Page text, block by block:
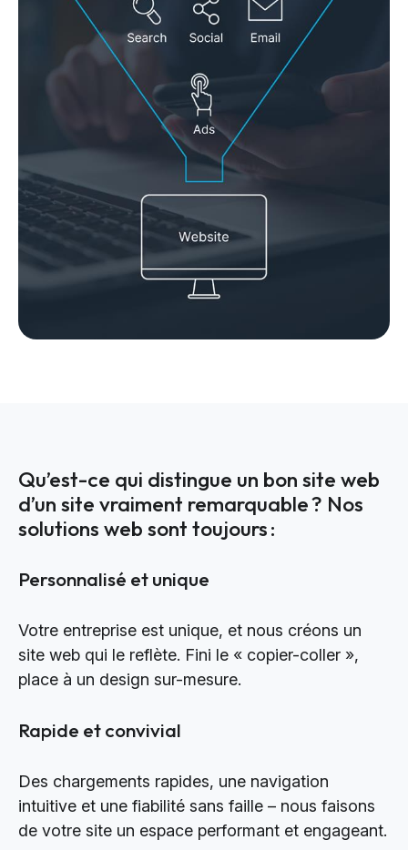
Qu’est-ce qui distingue un bon site web
d’un site vraiment remarquable ? Nos
solutions web sont toujours :
Personnalisé et unique
Votre entreprise est unique, et nous créons un
site web qui le reflète. Fini le « copier-coller »,
place à un design sur-mesure.
Rapide et convivial
Des chargements rapides, une navigation
intuitive et une fiabilité sans faille – nous faisons
de votre site un espace performant et engageant.